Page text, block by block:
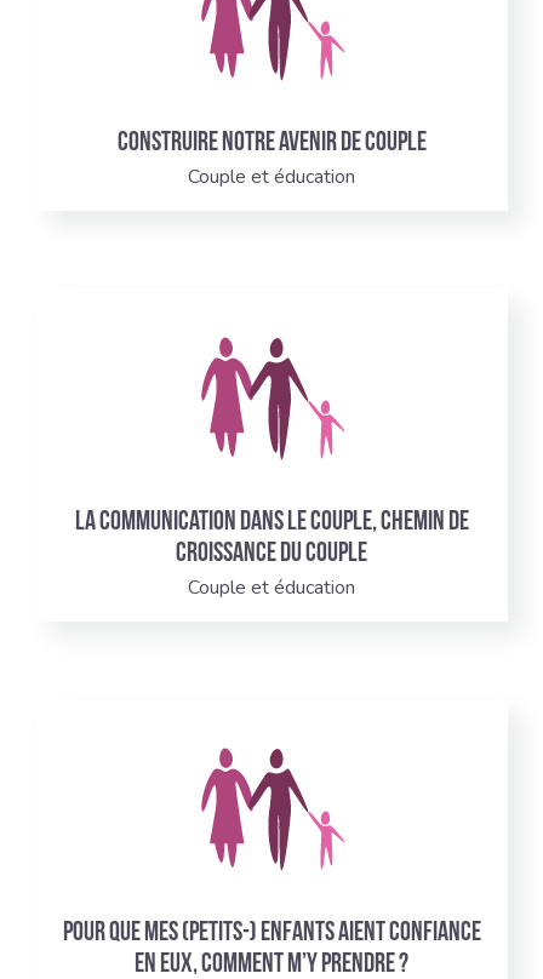
Construire notre avenir de couple
Couple et éducation
La communication dans le couple, chemin de
croissance du couple
Couple et éducation
Pour que mes (petits-) enfants aient confiance
en eux, comment m’y prendre ?